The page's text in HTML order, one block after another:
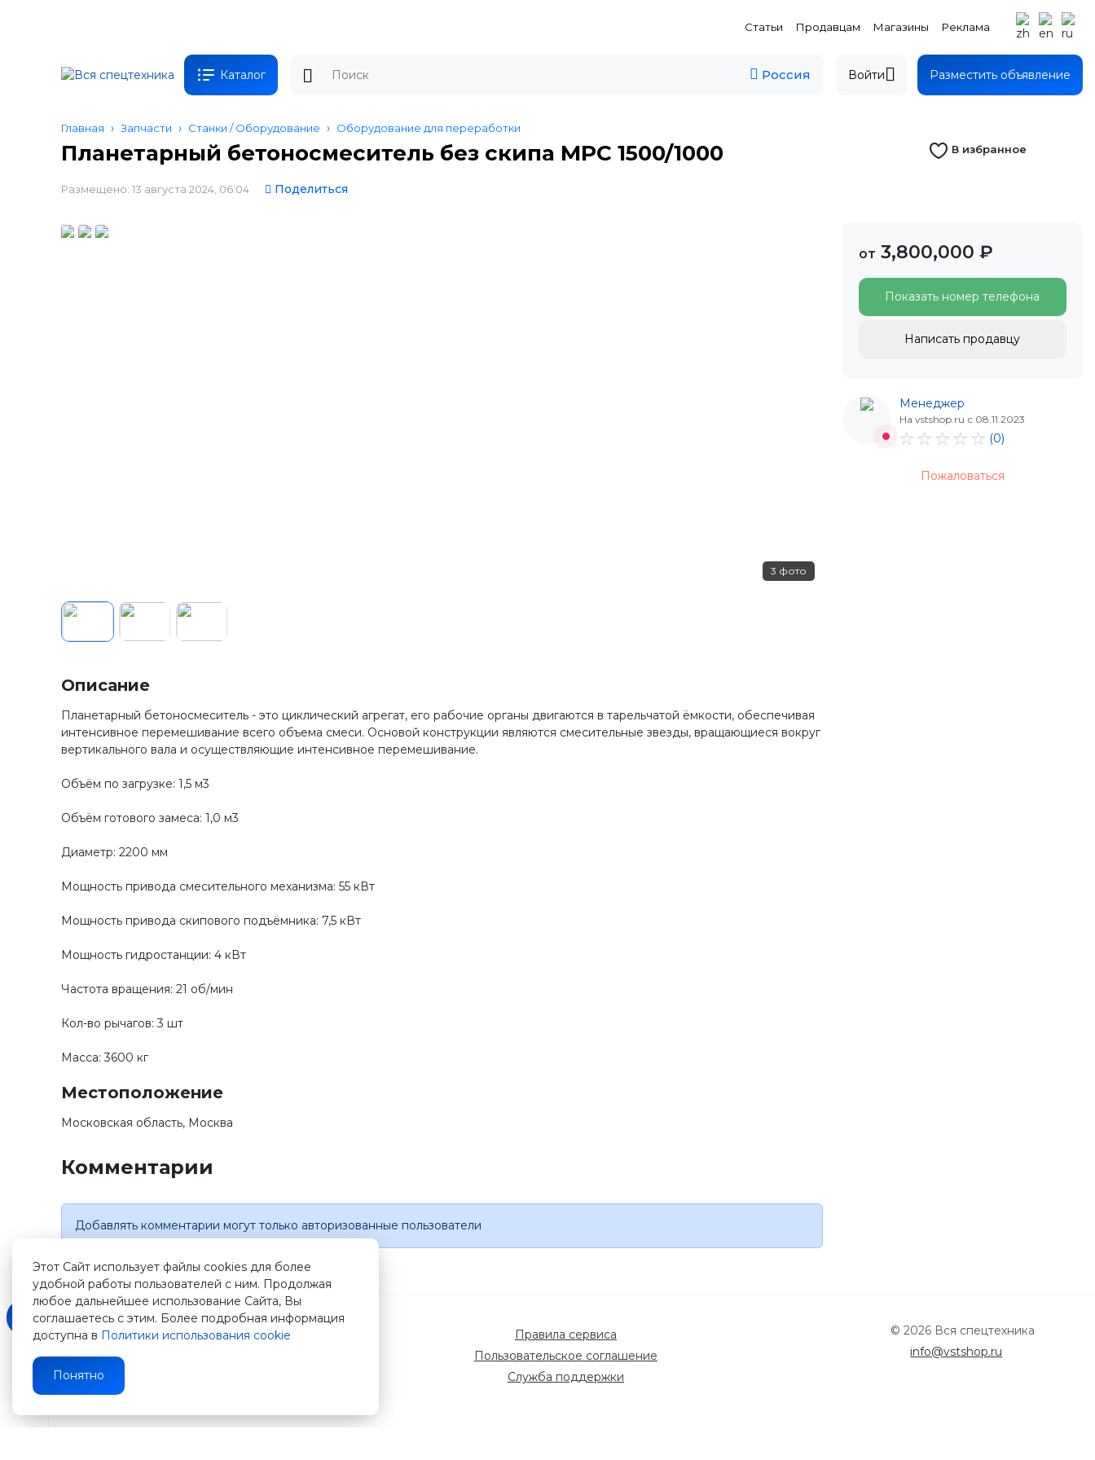
Статьи Продавцам Магазины Реклама
Каталог Россия Войти Разместить объявление
Главная Запчасти Станки / Оборудование Оборудование для переработки
Планетарный бетоносмеситель без скипа MPC 1500/1000 В избранное
Размещено: 13 августа 2024, 06:04 Поделиться
3 фото
Описание
Планетарный бетоносмеситель - это циклический агрегат, его рабочие органы двигаются в тарельчатой ёмкости, обеспечивая
интенсивное перемешивание всего объема смеси. Основой конструкции являются смесительные звезды, вращающиеся вокруг
вертикального вала и осуществляющие интенсивное перемешивание.
Объём по загрузке: 1,5 м3
Объём готового замеса: 1,0 м3
Диаметр: 2200 мм
Мощность привода смесительного механизма: 55 кВт
Мощность привода скипового подъёмника: 7,5 кВт
Мощность гидростанции: 4 кВт
Частота вращения: 21 об/мин
Кол-во рычагов: 3 шт
Масса: 3600 кг
Местоположение
Московская область, Москва
Комментарии
Добавлять комментарии могут только авторизованные пользователи
от 3,800,000 ₽
Показать номер телефона
Написать продавцу
Менеджер
На vstshop.ru с 08.11.2023
(0)
Пожаловаться
Зарегистрируйтесь
на
сайте
Этот Сайт использует файлы cookies для более
удобной работы пользователей с ним. Продолжая
любое дальнейшее использование Сайта, Вы
соглашаетесь с этим. Более подробная информация
доступна в Политики использования cookie
Понятно
Правила сервиса
Пользовательское соглашение
Служба поддержки
© 2026 Вся спецтехника
info@vstshop.ru